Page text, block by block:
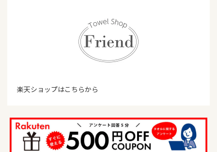
楽天ショップはこちらから